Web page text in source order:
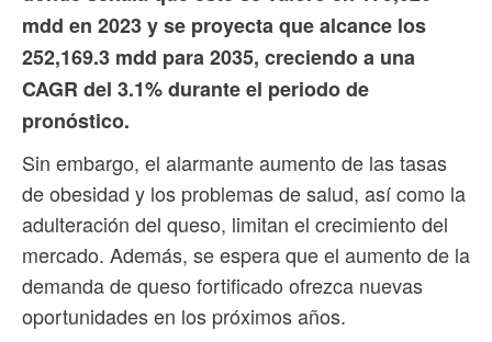
mdd en 2023 y se proyecta que alcance los
252,169.3 mdd para 2035, creciendo a una
CAGR del 3.1% durante el periodo de
pronóstico.
Sin embargo, el alarmante aumento de las tasas
de obesidad y los problemas de salud, así como la
adulteración del queso, limitan el crecimiento del
mercado. Además, se espera que el aumento de la
demanda de queso fortificado ofrezca nuevas
oportunidades en los próximos años.